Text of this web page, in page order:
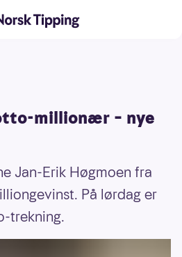
millionær – nye
Jan-Erik Høgmoen fra
På lørdag er
trekning.